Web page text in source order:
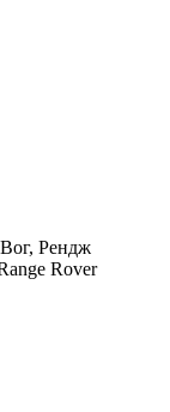
Рендж
Rover